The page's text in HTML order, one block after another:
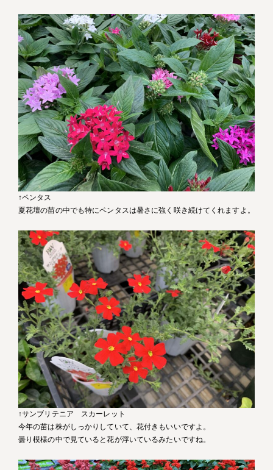
↑ペンタス
夏花壇の苗の中でも特にペンタスは暑さに強く咲き続けてくれますよ。
↑サンブリテニア スカーレット
今年の苗は株がしっかりしていて、花付きもいいですよ。
曇り模様の中で見ていると花が浮いているみたいですね。